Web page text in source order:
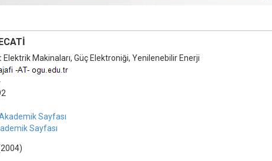
Elektrik Makinaları, Güç Elektroniği, Yenilenebilir Enerji
Sayfası
Sayfası